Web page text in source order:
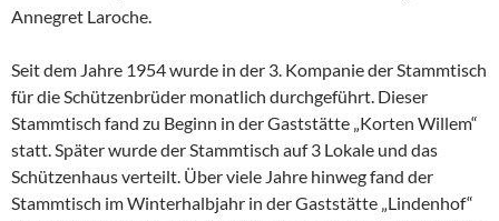
Annegret Laroche.
Seit dem Jahre 1954 wurde in der 3. Kompanie der Stammtisch
für die Schützenbrüder monatlich durchgeführt. Dieser
Stammtisch fand zu Beginn in der Gaststätte „Korten Willem“
statt. Später wurde der Stammtisch auf 3 Lokale und das
Schützenhaus verteilt. Über viele Jahre hinweg fand der
Stammtisch im Winterhalbjahr in der Gaststätte „Lindenhof“